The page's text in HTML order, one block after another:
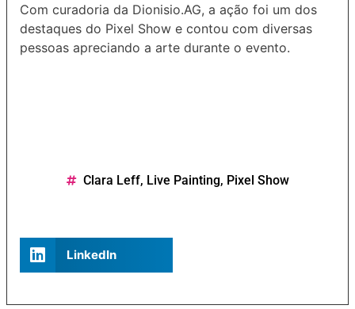
Com curadoria da Dionisio.AG, a ação foi um dos
destaques do Pixel Show e contou com diversas
pessoas apreciando a arte durante o evento.
Clara Leff, Live Painting, Pixel Show
LinkedIn